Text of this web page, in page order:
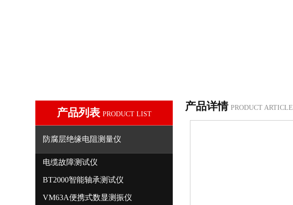
产品列表 PRODUCT LIST
防腐层绝缘电阻测量仪
电缆故障测试仪
BT2000智能轴承测试仪
VM63A便携式数显测振仪
产品详情 PRODUCT ARTICLE